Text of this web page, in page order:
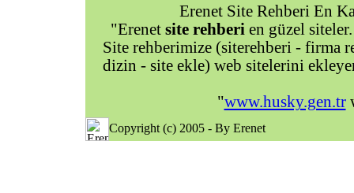
Erenet Site Rehberi En
"Erenet site rehberi en güzel
Site rehberimize (siterehberi - firma
dizin - site ekle) web sitelerini
"www.husky.gen.tr
Copyright (c) 2005 - By Erenet